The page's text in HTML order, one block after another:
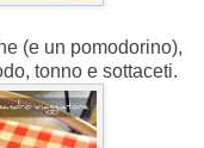
(e un pomodorino),
tonno e sottaceti.